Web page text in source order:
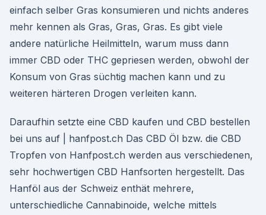
einfach selber Gras konsumieren und nichts anderes
mehr kennen als Gras, Gras, Gras. Es gibt viele
andere natürliche Heilmitteln, warum muss dann
immer CBD oder THC gepriesen werden, obwohl der
Konsum von Gras süchtig machen kann und zu
weiteren härteren Drogen verleiten kann.
Daraufhin setzte eine CBD kaufen und CBD bestellen
bei uns auf | hanfpost.ch Das CBD Öl bzw. die CBD
Tropfen von Hanfpost.ch werden aus verschiedenen,
sehr hochwertigen CBD Hanfsorten hergestellt. Das
Hanföl aus der Schweiz enthät mehrere,
unterschiedliche Cannabinoide, welche mittels